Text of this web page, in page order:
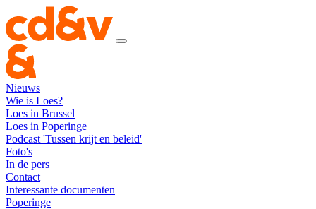
Nieuws
Wie is Loes?
Loes in Brussel
Loes in Poperinge
Podcast 'Tussen krijt en beleid'
Foto's
In de pers
Contact
Interessante documenten
Poperinge